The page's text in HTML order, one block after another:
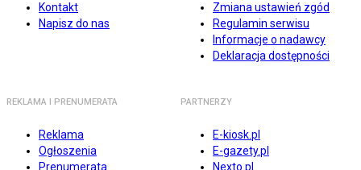
Kontakt
Napisz do nas
Zmiana ustawień zgód
Regulamin serwisu
Informacje o nadawcy
Deklaracja dostępności
REKLAMA I PRENUMERATA
Reklama
Ogłoszenia
Prenumerata
PARTNERZY
E-kiosk.pl
E-gazety.pl
Nexto.pl